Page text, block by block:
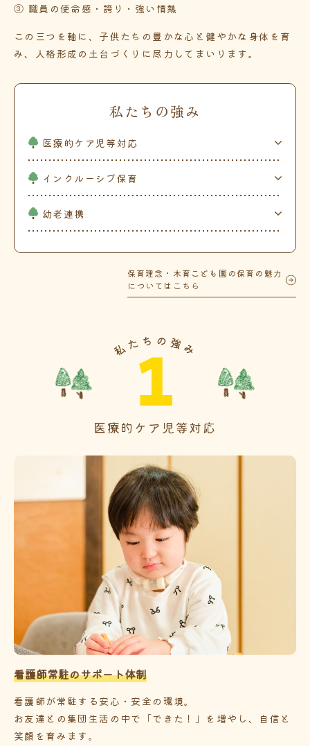
③ 職員の使命感・誇り・強い情熱
この三つを軸に、子供たちの豊かな心と健やかな身体を育
み、人格形成の土台づくりに尽力してまいります。
私たちの強み
医療的ケア児等対応
インクルーシブ保育
幼老連携
保育理念・木育こども園の保育の魅力
についてはこちら
医療的ケア児等対応
1
看護師常駐のサポート体制
看護師が常駐する安心・安全の環境。
お友達との集団生活の中で「できた！」を増やし、自信と
笑顔を育みます。